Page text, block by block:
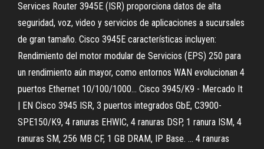
Services Router 3945E (ISR) proporciona datos de alta
seguridad, voz, video y servicios de aplicaciones a sucursales
de gran tamaño. Cisco 3945E características incluyen:
Rendimiento del motor modular de Servicios (EPS) 250 para
un rendimiento aún mayor, como entornos WAN evolucionan 4
puertos Ethernet 10/100/1000… Cisco 3945/K9 - Mercado It
| EN Cisco 3945 ISR, 3 puertos integrados GbE, C3900-
SPE150/K9, 4 ranuras EHWIC, 4 ranuras DSP, 1 ranura ISM, 4
ranuras SM, 256 MB CF, 1 GB DRAM, IP Base. ... 4 ranuras